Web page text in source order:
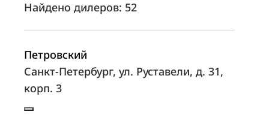
Найдено дилеров: 52
Петровский
Санкт-Петербург, ул. Руставели, д. 31,
корп. 3